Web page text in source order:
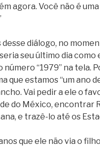
agora. Você não é
diálogo, no
seu último dia
número “1979” na tela.
que estamos “um ano
Vai pedir a ele o
do México, encontrar
e trazê-lo até os
que ele não via o